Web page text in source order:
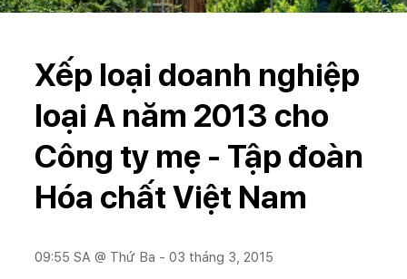
Xếp loại doanh nghiệp
loại A năm 2013 cho
Công ty mẹ - Tập đoàn
Hóa chất Việt Nam
09:55 SA @ Thứ Ba - 03 tháng 3, 2015